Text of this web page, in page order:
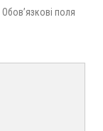
Обов’язкові поля